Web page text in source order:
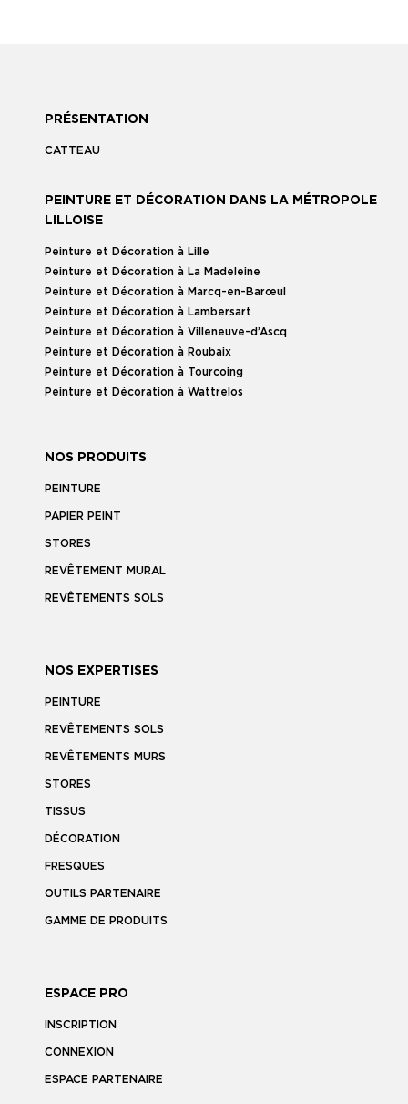
PRÉSENTATION
CATTEAU
PEINTURE ET DÉCORATION DANS LA MÉTROPOLE
LILLOISE
Peinture et Décoration à Lille
Peinture et Décoration à La Madeleine
Peinture et Décoration à Marcq-en-Barœul
Peinture et Décoration à Lambersart
Peinture et Décoration à Villeneuve-d’Ascq
Peinture et Décoration à Roubaix
Peinture et Décoration à Tourcoing
Peinture et Décoration à Wattrelos
NOS PRODUITS
PEINTURE
PAPIER PEINT
STORES
REVÊTEMENT MURAL
REVÊTEMENTS SOLS
NOS EXPERTISES
PEINTURE
REVÊTEMENTS SOLS
REVÊTEMENTS MURS
STORES
TISSUS
DÉCORATION
FRESQUES
OUTILS PARTENAIRE
GAMME DE PRODUITS
ESPACE PRO
INSCRIPTION
CONNEXION
ESPACE PARTENAIRE